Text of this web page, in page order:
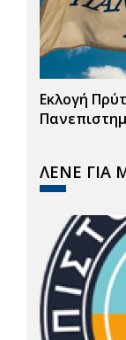
Εκλογή
ΛΕΝΕ ΓΙΑ